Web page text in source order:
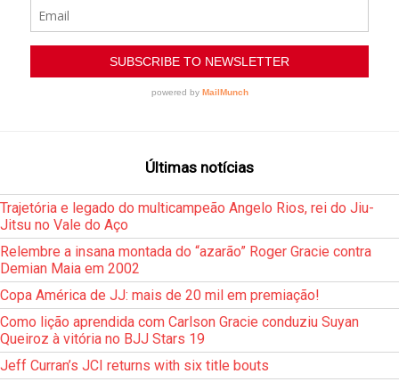
Últimas notícias
Trajetória e legado do multicampeão Angelo Rios, rei do Jiu-
Jitsu no Vale do Aço
Relembre a insana montada do “azarão” Roger Gracie contra
Demian Maia em 2002
Copa América de JJ: mais de 20 mil em premiação!
Como lição aprendida com Carlson Gracie conduziu Suyan
Queiroz à vitória no BJJ Stars 19
Jeff Curran’s JCI returns with six title bouts